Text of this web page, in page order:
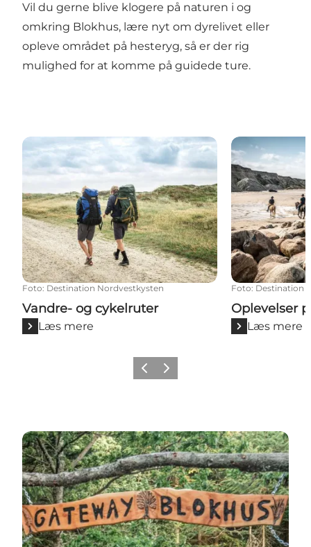
Vil du gerne blive klogere på naturen i og
omkring Blokhus, lære nyt om dyrelivet eller
opleve området på hesteryg, så er der rig
mulighed for at komme på guidede ture.
Vandre- og cykelruter
Foto: Destination Nordvestkysten
Vandre- og cykelruter
Læs mere
Oplevelser
Foto: Destination
Oplevelser
Læs mere
ForrigeNæste
Besøg Gateway Blokhus